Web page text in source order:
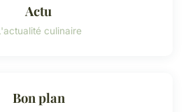
Actu
culinaire
Bon plan